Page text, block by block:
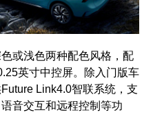
浅色两种配色风格，配
英寸中控屏。除入门版车
Link4.0智联系统，支
音交互和远程控制等功